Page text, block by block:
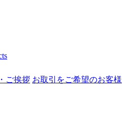
ご挨拶 お取引をご希望のお客様